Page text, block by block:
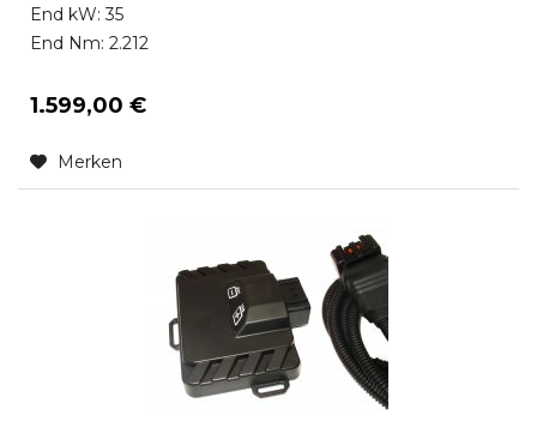
End kW: 35
End Nm: 2.212
1.599,00 €
Merken